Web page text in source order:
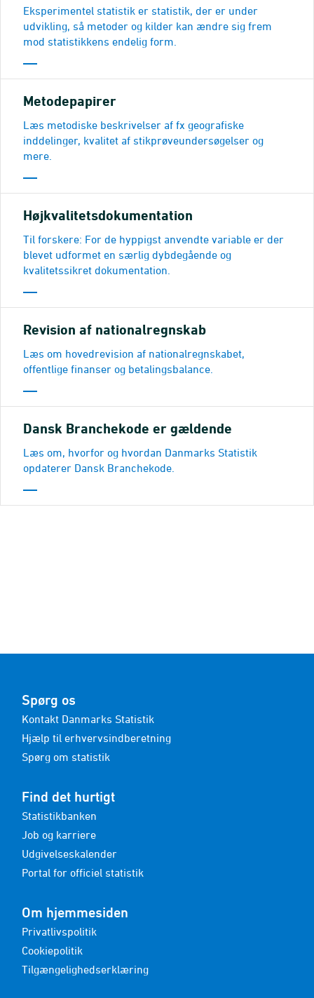
Eksperimentel statistik er statistik, der er under
udvikling, så metoder og kilder kan ændre sig frem
mod statistikkens endelig form.
Metodepapirer
Læs metodiske beskrivelser af fx geografiske
inddelinger, kvalitet af stikprøveundersøgelser og
mere.
Højkvalitetsdokumentation
Til forskere: For de hyppigst anvendte variable er der
blevet udformet en særlig dybdegående og
kvalitetssikret dokumentation.
Revision af nationalregnskab
Læs om hovedrevision af nationalregnskabet,
offentlige finanser og betalingsbalance.
Dansk Branchekode er gældende
Læs om, hvorfor og hvordan Danmarks Statistik
opdaterer Dansk Branchekode.
Spørg os
Kontakt Danmarks Statistik
Hjælp til erhvervsindberetning
Spørg om statistik
Find det hurtigt
Statistikbanken
Job og karriere
Udgivelseskalender
Portal for officiel statistik
Om hjemmesiden
Privatlivspolitik
Cookiepolitik
Tilgængelighedserklæring